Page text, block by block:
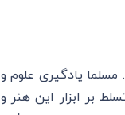
یادگیری علوم و
بر ابزار این هنر و